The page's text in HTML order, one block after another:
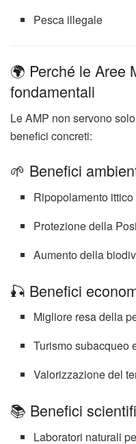
Pesca illegale
🌍 Perché le Aree
fondamentali
Le AMP non servono
benefici concreti:
🌱 Benefici
Ripopolamento ittico
Protezione della
Aumento della
🎣 Benefici
Migliore resa della
Turismo subacqueo
Valorizzazione del
📚 Benefici
Laboratori naturali